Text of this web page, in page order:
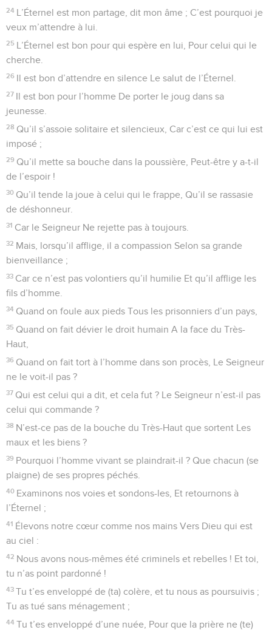
24 L’Éternel est mon partage, dit mon âme ; C’est pourquoi je
veux m’attendre à lui.
25 L’Éternel est bon pour qui espère en lui, Pour celui qui le
cherche.
26 Il est bon d’attendre en silence Le salut de l’Éternel.
27 Il est bon pour l’homme De porter le joug dans sa
jeunesse.
28 Qu’il s’assoie solitaire et silencieux, Car c’est ce qui lui est
imposé ;
29 Qu’il mette sa bouche dans la poussière, Peut-être y a-t-il
de l’espoir !
30 Qu’il tende la joue à celui qui le frappe, Qu’il se rassasie
de déshonneur.
31 Car le Seigneur Ne rejette pas à toujours.
32 Mais, lorsqu’il afflige, il a compassion Selon sa grande
bienveillance ;
33 Car ce n’est pas volontiers qu’il humilie Et qu’il afflige les
fils d’homme.
34 Quand on foule aux pieds Tous les prisonniers d’un pays,
35 Quand on fait dévier le droit humain A la face du Très-
Haut,
36 Quand on fait tort à l’homme dans son procès, Le Seigneur
ne le voit-il pas ?
37 Qui est celui qui a dit, et cela fut ? Le Seigneur n’est-il pas
celui qui commande ?
38 N’est-ce pas de la bouche du Très-Haut que sortent Les
maux et les biens ?
39 Pourquoi l’homme vivant se plaindrait-il ? Que chacun (se
plaigne) de ses propres péchés.
40 Examinons nos voies et sondons-les, Et retournons à
l’Éternel ;
41 Élevons notre cœur comme nos mains Vers Dieu qui est
au ciel :
42 Nous avons nous-mêmes été criminels et rebelles ! Et toi,
tu n’as point pardonné !
43 Tu t’es enveloppé de (ta) colère, et tu nous as poursuivis ;
Tu as tué sans ménagement ;
44 Tu t’es enveloppé d’une nuée, Pour que la prière ne (te)